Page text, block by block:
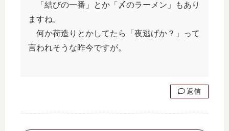
「結びの一番」とか「〆のラーメン」もあり
ますね。
何か荷造りとかしてたら「夜逃げか？」って
言われそうな昨今ですが。
返信